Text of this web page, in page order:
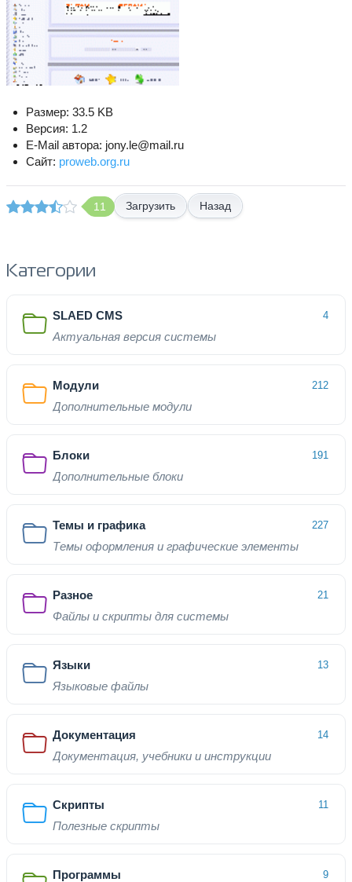
Размер: 33.5 KB
Версия: 1.2
E-Mail автора: jony.le@mail.ru
Сайт: proweb.org.ru
11 Назад
Категории
SLAED CMS 4
Актуальная версия системы
Модули 212
Дополнительные модули
Блоки 191
Дополнительные блоки
Темы и графика 227
Темы оформления и графические элементы
Разное 21
Файлы и скрипты для системы
Языки 13
Языковые файлы
Документация 14
Документация, учебники и инструкции
Скрипты 11
Полезные скрипты
Программы 9